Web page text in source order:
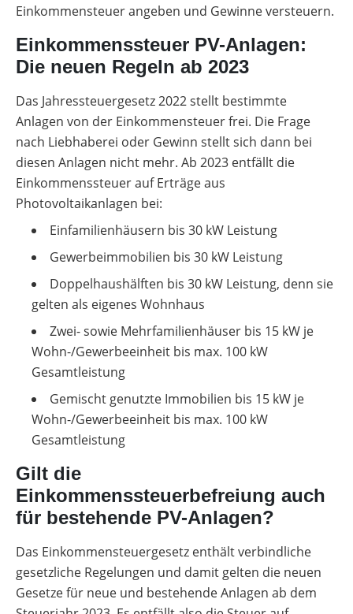
Einkommensteuer angeben und Gewinne versteuern.
Einkommenssteuer PV-Anlagen:
Die neuen Regeln ab 2023
Das Jahressteuergesetz 2022 stellt bestimmte
Anlagen von der Einkommensteuer frei. Die Frage
nach Liebhaberei oder Gewinn stellt sich dann bei
diesen Anlagen nicht mehr. Ab 2023 entfällt die
Einkommenssteuer auf Erträge aus
Photovoltaikanlagen bei:
Einfamilienhäusern bis 30 kW Leistung
Gewerbeimmobilien bis 30 kW Leistung
Doppelhaushälften bis 30 kW Leistung, denn sie
gelten als eigenes Wohnhaus
Zwei- sowie Mehrfamilienhäuser bis 15 kW je
Wohn-/Gewerbeeinheit bis max. 100 kW
Gesamtleistung
Gemischt genutzte Immobilien bis 15 kW je
Wohn-/Gewerbeeinheit bis max. 100 kW
Gesamtleistung
Gilt die
Einkommenssteuerbefreiung auch
für bestehende PV-Anlagen?
Das Einkommensteuergesetz enthält verbindliche
gesetzliche Regelungen und damit gelten die neuen
Gesetze für neue und bestehende Anlagen ab dem